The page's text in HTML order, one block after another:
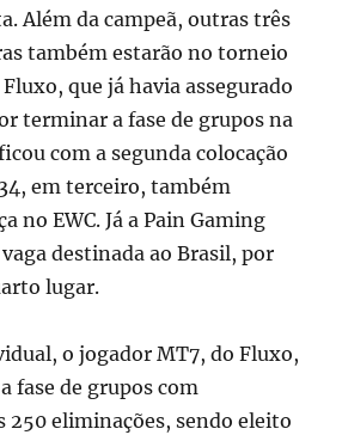
Além da campeã, outras três
também estarão no torneio
que já havia assegurado
terminar a fase de grupos na
com a segunda colocação
em terceiro, também
no EWC. Já a Pain Gaming
destinada ao Brasil, por
lugar.
o jogador MT7, do Fluxo,
fase de grupos com
250 eliminações, sendo eleito